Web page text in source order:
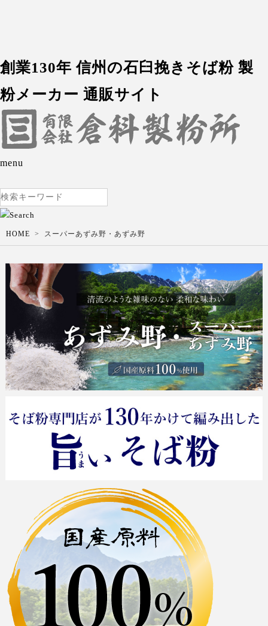
創業130年 信州の石臼挽きそば粉 製
粉メーカー 通販サイト
menu
HOME スーパーあずみ野・あずみ野